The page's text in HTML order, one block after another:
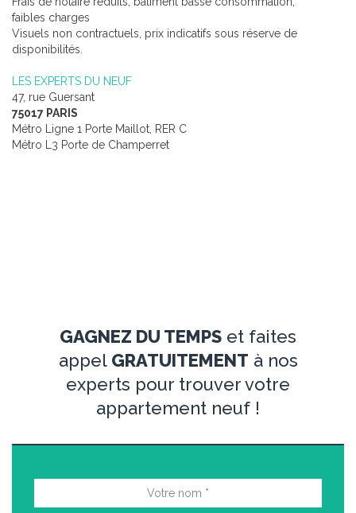
faibles charges
Visuels non contractuels, prix indicatifs sous réserve de
disponibilités.
LES EXPERTS DU NEUF
47, rue Guersant
75017 PARIS
Métro Ligne 1 Porte Maillot, RER C
Métro L3 Porte de Champerret
GAGNEZ DU TEMPS et faites
appel GRATUITEMENT à nos
experts pour trouver votre
appartement neuf !